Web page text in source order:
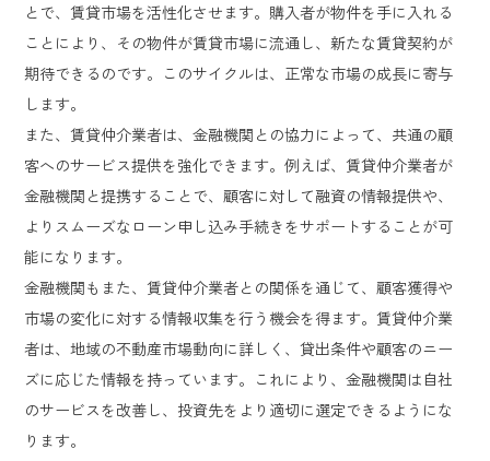
とで、賃貸市場を活性化させます。購入者が物件を手に入れる
ことにより、その物件が賃貸市場に流通し、新たな賃貸契約が
期待できるのです。このサイクルは、正常な市場の成長に寄与
します。
また、賃貸仲介業者は、金融機関との協力によって、共通の顧
客へのサービス提供を強化できます。例えば、賃貸仲介業者が
金融機関と提携することで、顧客に対して融資の情報提供や、
よりスムーズなローン申し込み手続きをサポートすることが可
能になります。
金融機関もまた、賃貸仲介業者との関係を通じて、顧客獲得や
市場の変化に対する情報収集を行う機会を得ます。賃貸仲介業
者は、地域の不動産市場動向に詳しく、貸出条件や顧客のニー
ズに応じた情報を持っています。これにより、金融機関は自社
のサービスを改善し、投資先をより適切に選定できるようにな
ります。